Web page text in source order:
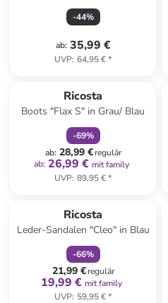
-44%
ab: 35,99 €
UVP: 64,95 €*
Ricosta
Boots "Flax S" in Grau/ Blau
-69%
ab: 28,99 €regulär
ab: 26,99 € mit family
UVP: 89,95 €*
Ricosta
Leder-Sandalen "Cleo" in Blau
-66%
21,99 €regulär
19,99 € mit family
UVP: 59,95 €*